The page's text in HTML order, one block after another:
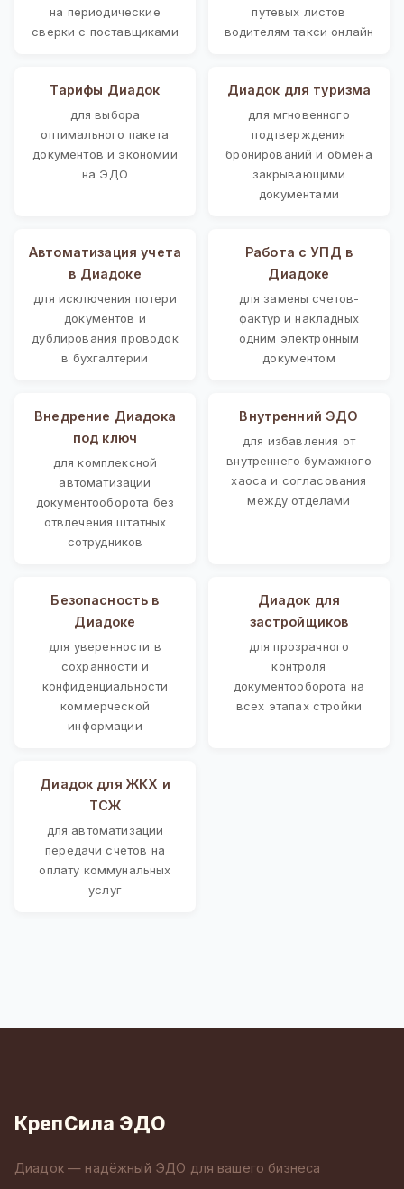
на периодические
сверки с поставщиками
путевых листов
водителям такси онлайн
Тарифы Диадок
для выбора
оптимального пакета
документов и экономии
на ЭДО
Диадок для туризма
для мгновенного
подтверждения
бронирований и обмена
закрывающими
документами
Автоматизация учета
в Диадоке
для исключения потери
документов и
дублирования проводок
в бухгалтерии
Работа с УПД в
Диадоке
для замены счетов-
фактур и накладных
одним электронным
документом
Внедрение Диадока
под ключ
для комплексной
автоматизации
документооборота без
отвлечения штатных
сотрудников
Внутренний ЭДО
для избавления от
внутреннего бумажного
хаоса и согласования
между отделами
Безопасность в
Диадоке
для уверенности в
сохранности и
конфиденциальности
коммерческой
информации
Диадок для
застройщиков
для прозрачного
контроля
документооборота на
всех этапах стройки
Диадок для ЖКХ и
ТСЖ
для автоматизации
передачи счетов на
оплату коммунальных
услуг
КрепСила ЭДО
Диадок — надёжный ЭДО для вашего бизнеса